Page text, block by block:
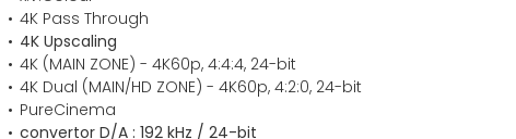
4K Pass Through
4K Upscaling
4K (MAIN ZONE) - 4K60p, 4:4:4, 24-bit
4K Dual (MAIN/HD ZONE) - 4K60p, 4:2:0, 24-bit
PureCinema
convertor D/A : 192 kHz / 24-bit